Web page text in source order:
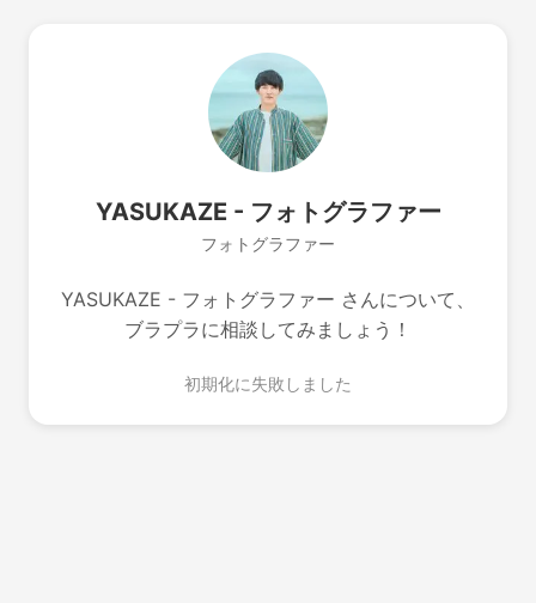
YASUKAZE - フォトグラファー
フォトグラファー
YASUKAZE - フォトグラファー さんについて、
ブラプラに相談してみましょう！
初期化に失敗しました